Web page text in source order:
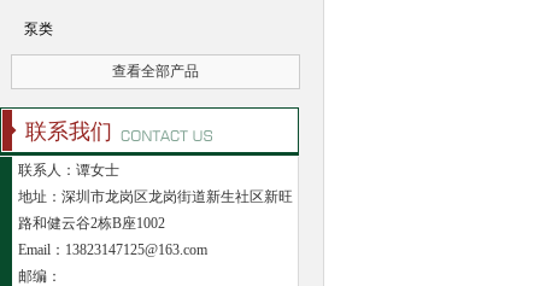
泵类
查看全部产品
联系我们
联系人：谭女士
地址：深圳市龙岗区龙岗街道新生社区新旺
路和健云谷2栋B座1002
Email：13823147125@163.com
邮编：